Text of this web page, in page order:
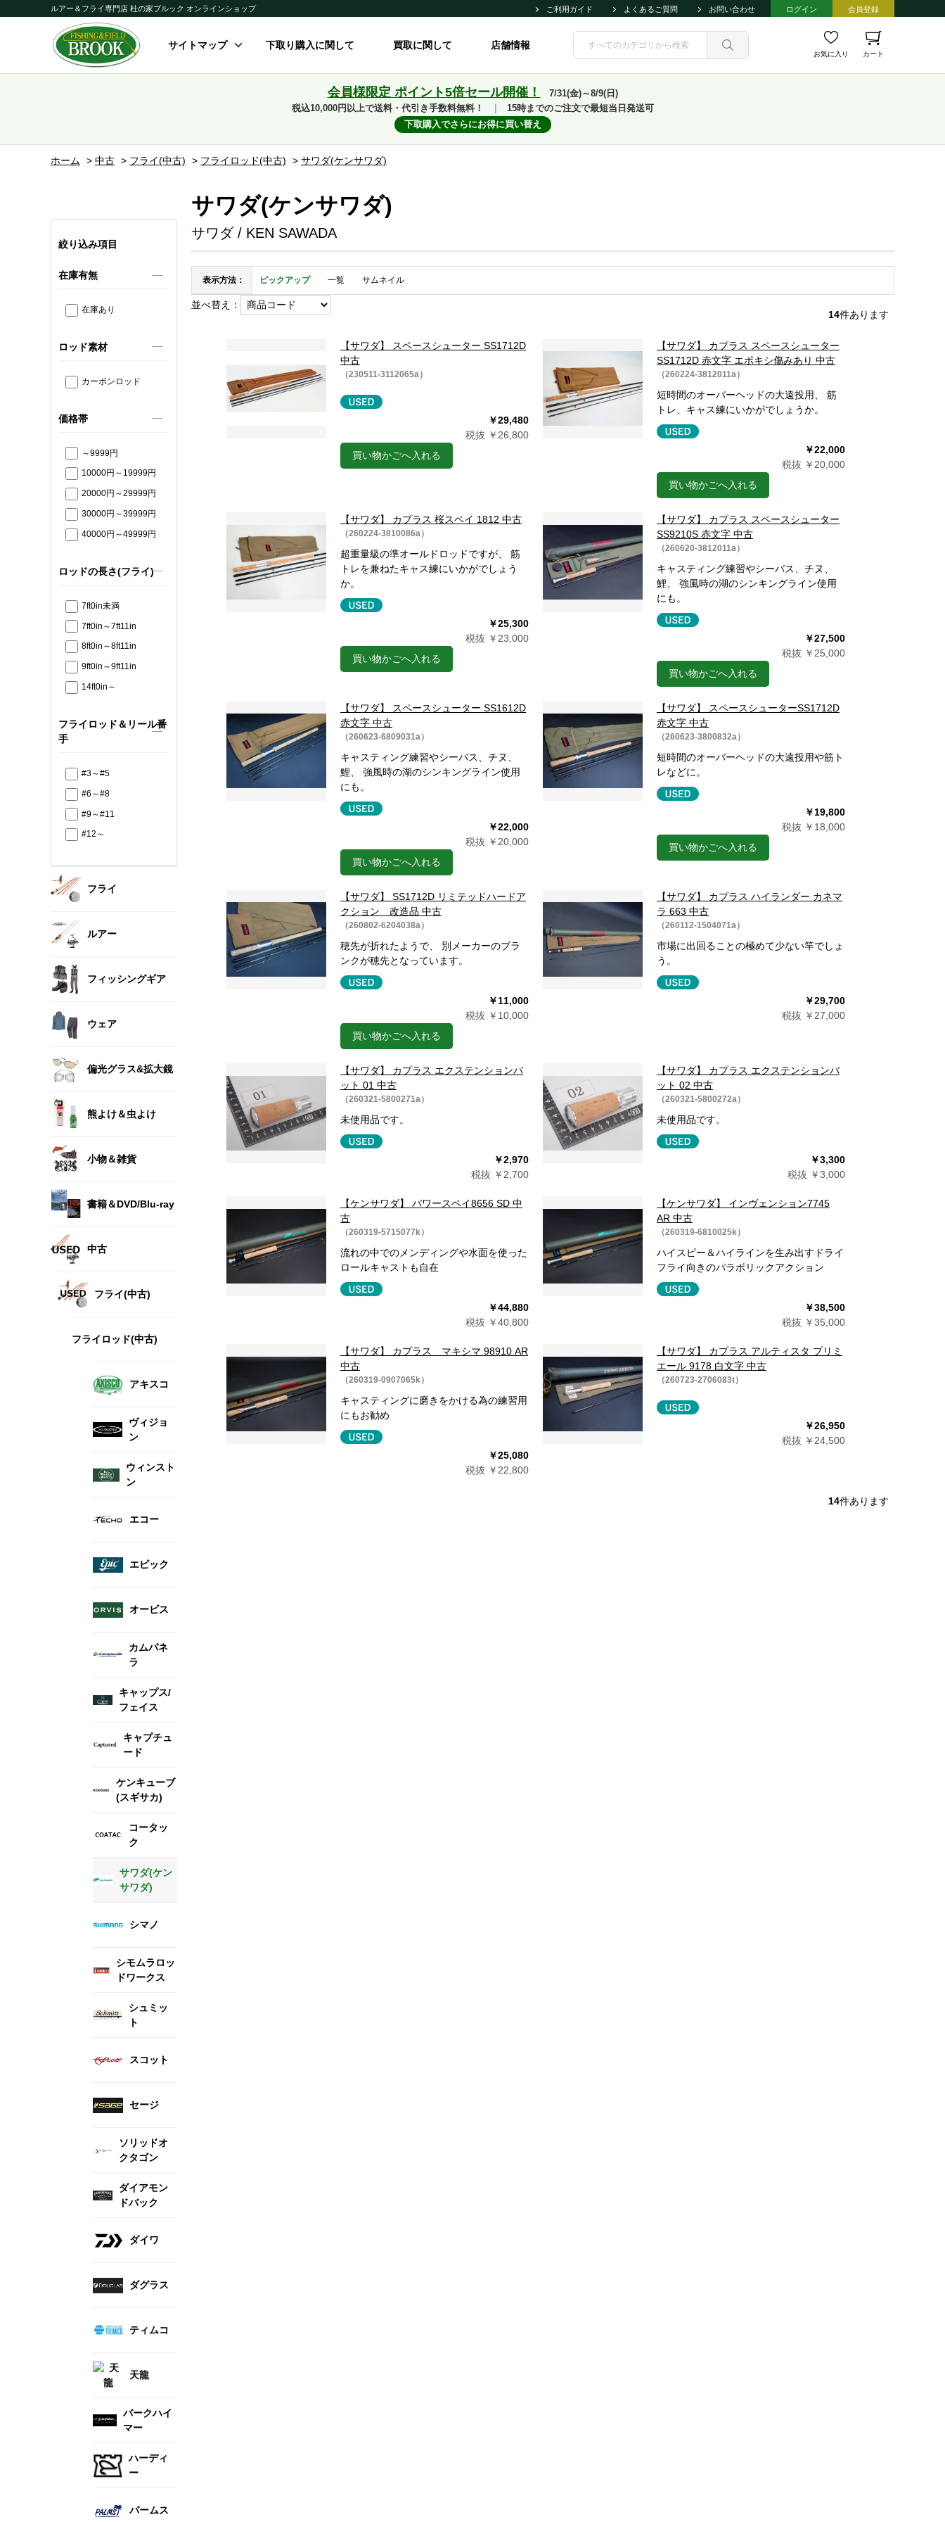
ルアー＆フライ専門店 杜の家ブルック オンラインショップ ご利用ガイド よくあるご質問 お問い合わせ ログイン 会員登録
サイトマップ 下取り購入に関して 買取に関して 店舗情報
お気に入り カート
会員様限定 ポイント5倍セール開催！
7/31(金)～8/9(日)
税込10,000円以上で送料・代引き手数料無料！
15時までのご注文で最短当日発送可
下取購入でさらにお得に買い替え
ホーム > 中古 > フライ(中古) > フライロッド(中古) > サワダ(ケンサワダ)
絞り込み項目
在庫有無
在庫あり
ロッド素材
カーボンロッド
価格帯
～9999円
10000円～19999円
20000円～29999円
30000円～39999円
40000円～49999円
ロッドの長さ(フライ)
7ft0in未満
7ft0in～7ft11in
8ft0in～8ft11in
9ft0in～9ft11in
14ft0in～
フライロッド＆リール番
手
#3～#5
#6～#8
#9～#11
#12～
フライ
ルアー
フィッシングギア
ウェア
偏光グラス&拡大鏡
熊よけ＆虫よけ
小物＆雑貨
書籍＆DVD/Blu-ray
中古
フライ(中古)
フライロッド(中古)
アキスコ
ヴィジョ
ン
ウィンスト
ン
エコー
エピック
オービス
カムパネ
ラ
キャップス/
フェイス
キャプチュ
ード
ケンキューブ
(スギサカ)
コータッ
ク
サワダ(ケン
サワダ)
シマノ
シモムラロッ
ドワークス
シュミッ
ト
スコット
セージ
ソリッドオ
クタゴン
ダイアモン
ドバック
ダイワ
ダグラス
ティムコ
天龍
バークハイ
マー
ハーディ
ー
パームス
サワダ(ケンサワダ)
サワダ / KEN SAWADA
表示方法： ピックアップ 一覧 サムネイル
並べ替え：
14件あります
【サワダ】 スペースシューター SS1712D
中古
（230511-3112065a）
￥29,480
税抜 ￥26,800
買い物かごへ入れる
【サワダ】 カプラス スペースシューター
SS1712D 赤文字 エポキシ傷みあり 中古
（260224-3812011a）
短時間のオーバーヘッドの大遠投用、 筋
トレ、キャス練にいかがでしょうか。
￥22,000
税抜 ￥20,000
買い物かごへ入れる
【サワダ】 カプラス 桜スペイ 1812 中古
（260224-3810086a）
超重量級の準オールドロッドですが、 筋
トレを兼ねたキャス練にいかがでしょう
か。
￥25,300
税抜 ￥23,000
買い物かごへ入れる
【サワダ】 カプラス スペースシューター
SS9210S 赤文字 中古
（260620-3812011a）
キャスティング練習やシーバス、チヌ、
鯉、 強風時の湖のシンキングライン使用
にも。
￥27,500
税抜 ￥25,000
買い物かごへ入れる
【サワダ】 スペースシューター SS1612D
赤文字 中古
（260623-6809031a）
キャスティング練習やシーバス、チヌ、
鯉、 強風時の湖のシンキングライン使用
にも。
￥22,000
税抜 ￥20,000
買い物かごへ入れる
【サワダ】 スペースシューターSS1712D
赤文字 中古
（260623-3800832a）
短時間のオーバーヘッドの大遠投用や筋ト
レなどに。
￥19,800
税抜 ￥18,000
買い物かごへ入れる
【サワダ】 SS1712D リミテッドハードア
クション 改造品 中古
（260802-6204038a）
穂先が折れたようで、 別メーカーのブラ
ンクが穂先となっています。
￥11,000
税抜 ￥10,000
買い物かごへ入れる
【サワダ】 カプラス ハイランダー カネマ
ラ 663 中古
（260112-1504071a）
市場に出回ることの極めて少ない竿でしょ
う。
￥29,700
税抜 ￥27,000
【サワダ】 カプラス エクステンションバ
ット 01 中古
（260321-5800271a）
未使用品です。
￥2,970
税抜 ￥2,700
【サワダ】 カプラス エクステンションバ
ット 02 中古
（260321-5800272a）
未使用品です。
￥3,300
税抜 ￥3,000
【ケンサワダ】 パワースペイ8656 SD 中
古
（260319-5715077k）
流れの中でのメンディングや水面を使った
ロールキャストも自在
￥44,880
税抜 ￥40,800
【ケンサワダ】 インヴェンション7745
AR 中古
（260319-6810025k）
ハイスピー＆ハイラインを生み出すドライ
フライ向きのパラボリックアクション
￥38,500
税抜 ￥35,000
【サワダ】 カプラス マキシマ 98910 AR
中古
（260319-0907065k）
キャスティングに磨きをかける為の練習用
にもお勧め
￥25,080
税抜 ￥22,800
【サワダ】 カプラス アルティスタ プリミ
エール 9178 白文字 中古
（260723-2706083t）
￥26,950
税抜 ￥24,500
14件あります